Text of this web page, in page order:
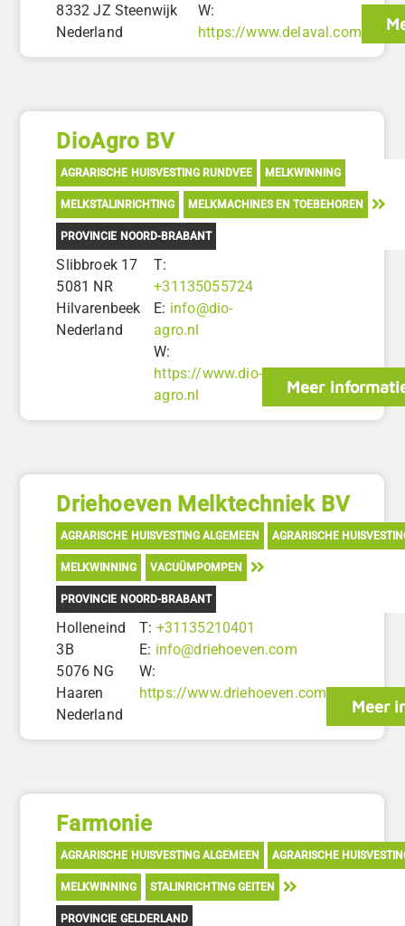
8332 JZ Steenwijk
Nederland
W:
https://www.delaval.com
DioAgro BV
AGRARISCHE HUISVESTING RUNDVEE MELKWINNING
MELKSTALINRICHTING MELKMACHINES EN TOEBEHOREN
PROVINCIE NOORD-BRABANT
Slibbroek 17
5081 NR
Hilvarenbeek
Nederland
T:
+31135055724
E: info@dio-
agro.nl
W:
https://www.dio-
agro.nl
Meer
Driehoeven Melktechniek BV
AGRARISCHE HUISVESTING ALGEMEEN AGRARISCHE
MELKWINNING VACUÜMPOMPEN
PROVINCIE NOORD-BRABANT
Holleneind
3B
5076 NG
Haaren
Nederland
T: +31135210401
E: info@driehoeven.com
W:
https://www.driehoeven.com
Meer
Farmonie
AGRARISCHE HUISVESTING ALGEMEEN AGRARISCHE
MELKWINNING STALINRICHTING GEITEN
PROVINCIE GELDERLAND